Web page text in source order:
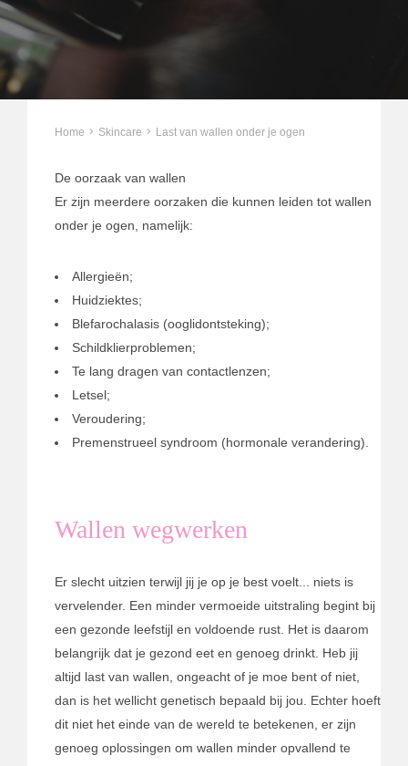
Home Skincare Last van wallen onder je ogen
De oorzaak van wallen
Er zijn meerdere oorzaken die kunnen leiden tot wallen
onder je ogen, namelijk:
Allergieën;
Huidziektes;
Blefarochalasis (ooglidontsteking);
Schildklierproblemen;
Te lang dragen van contactlenzen;
Letsel;
Veroudering;
Premenstrueel syndroom (hormonale verandering).
Wallen wegwerken
Er slecht uitzien terwijl jij je op je best voelt... niets is
vervelender. Een minder vermoeide uitstraling begint bij
een gezonde leefstijl en voldoende rust. Het is daarom
belangrijk dat je gezond eet en genoeg drinkt. Heb jij
altijd last van wallen, ongeacht of je moe bent of niet,
dan is het wellicht genetisch bepaald bij jou. Echter hoeft
dit niet het einde van de wereld te betekenen, er zijn
genoeg oplossingen om wallen minder opvallend te